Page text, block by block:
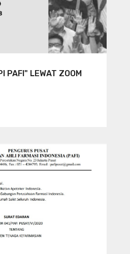
PAFI" LEWAT ZOOM